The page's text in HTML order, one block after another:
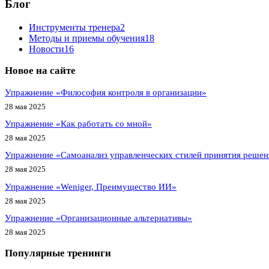
Блог
Инструменты тренера2
Методы и приемы обучения18
Новости16
Новое на сайте
Упражнение «Философия контроля в организации»
28 мая 2025
Упражнение «Как работать со мной»
28 мая 2025
Упражнение «Самоанализ управленческих стилей принятия
28 мая 2025
Упражнение «Weniger, Преимущество ИИ»
28 мая 2025
Упражнение «Организационные альтернативы»
28 мая 2025
Популярные тренинги